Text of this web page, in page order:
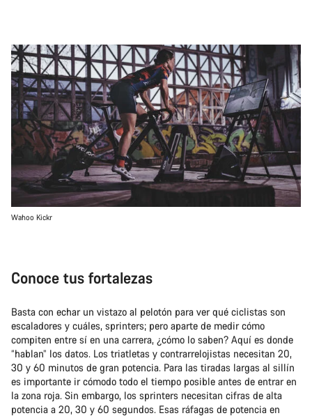
Wahoo Kickr
Conoce tus fortalezas
Basta con echar un vistazo al pelotón para ver qué ciclistas son
escaladores y cuáles, sprinters; pero aparte de medir cómo
compiten entre sí en una carrera, ¿cómo lo saben? Aquí es donde
“hablan” los datos. Los triatletas y contrarrelojistas necesitan 20,
30 y 60 minutos de gran potencia. Para las tiradas largas al sillín
es importante ir cómodo todo el tiempo posible antes de entrar en
la zona roja. Sin embargo, los sprinters necesitan cifras de alta
potencia a 20, 30 y 60 segundos. Esas ráfagas de potencia en